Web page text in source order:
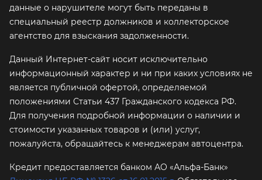
данные о нарушителе могут быть переданы в
специальный реестр должников и коллекторское
агентство для взыскания задолженности.
Данный Интернет-сайт носит исключительно
информационный характер и ни при каких условиях не
является публичной офертой, определяемой
положениями Статьи 437 Гражданского кодекса РФ.
Для получения подробной информации о наличии и
стоимости указанных товаров и (или) услуг,
пожалуйста, обращайтесь к менеджерам автоцентра.
Кредит предоставляется банком АО «Альфа-Банк»